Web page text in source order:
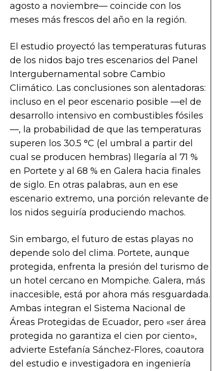
agosto a noviembre— coincide con los
meses más frescos del año en la región.
El estudio proyectó las temperaturas futuras
de los nidos bajo tres escenarios del Panel
Intergubernamental sobre Cambio
Climático. Las conclusiones son alentadoras:
incluso en el peor escenario posible —el de
desarrollo intensivo en combustibles fósiles
—, la probabilidad de que las temperaturas
superen los 30.5 °C (el umbral a partir del
cual se producen hembras) llegaría al 71 %
en Portete y al 68 % en Galera hacia finales
de siglo. En otras palabras, aun en ese
escenario extremo, una porción relevante de
los nidos seguiría produciendo machos.
Sin embargo, el futuro de estas playas no
depende solo del clima. Portete, aunque
protegida, enfrenta la presión del turismo de
un hotel cercano en Mompiche. Galera, más
inaccesible, está por ahora más resguardada.
Ambas integran el Sistema Nacional de
Áreas Protegidas de Ecuador, pero «ser área
protegida no garantiza el cien por ciento»,
advierte Estefanía Sánchez-Flores, coautora
del estudio e investigadora en ingeniería